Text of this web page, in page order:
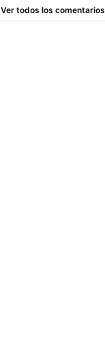
Ver todos los comentarios